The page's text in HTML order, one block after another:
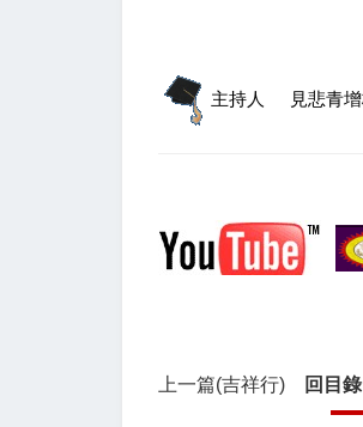
主持人 見悲青
上一篇(吉祥行) 回目錄